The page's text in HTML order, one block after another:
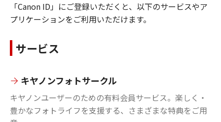
「Canon ID」にご登録いただくと、以下のサービスやア
プリケーションをご利用いただけます。
サービス
キヤノンフォトサークル
キヤノンユーザーのための有料会員サービス。楽しく・
豊かなフォトライフを支援する、さまざまな特典をご用